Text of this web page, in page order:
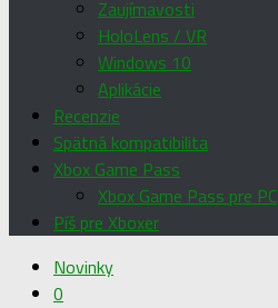
Zaujímavosti
HoloLens / VR
Windows 10
Aplikácie
Recenzie
Spätná kompatibilita
Xbox Game Pass
Xbox Game Pass pre PC
Píš pre Xboxer
Novinky
0